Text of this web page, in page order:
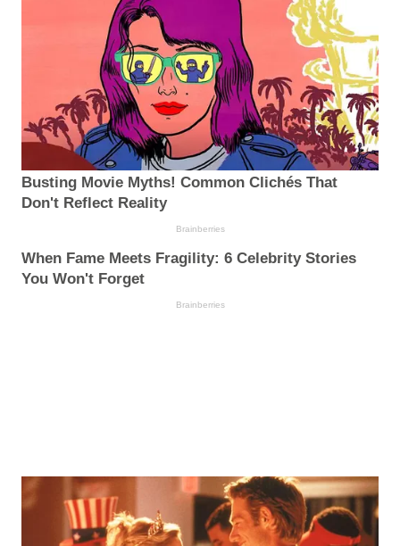
Busting Movie Myths! Common Clichés That
Don't Reflect Reality
Brainberries
When Fame Meets Fragility: 6 Celebrity Stories
You Won't Forget
Brainberries